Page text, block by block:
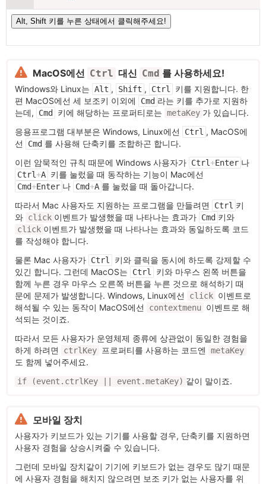
MacOS에선 Ctrl 대신 Cmd 를 사용하세요!
Windows와 Linux는 Alt , Shift , Ctrl
키를 지원합니다. 한
편 MacOS에선 세 보조키 이외에
Cmd 라는 키를 추가로 지원하
는데,
Cmd 키에 해당하는 프로퍼티로는 metaKey 가 있습니다.
응용프로그램 대부분은 Windows, Linux에선
Ctrl , MacOS에
선
Cmd 를 사용해 단축키를 조합하곤 합니다.
이런 암묵적인 규칙 때문에 Windows 사용자가 Ctrl+Enter 나
Ctrl+A 키를 눌렀을 때 동작하는 기능이 Mac에선
Cmd+Enter 나 Cmd+A 를 눌렀을 때 돌아갑니다.
따라서 Mac 사용자도 지원하는 프로그램을 만들려면
Ctrl 키
와 click 이벤트가 발생했을 때 나타나는 효과가 Cmd 키와
click 이벤트가 발생했을 때 나타나는 효과와 동일하도록 코드
를 작성해야 합니다.
물론 Mac 사용자가 Ctrl
키와 클릭을 동시에 하도록 강제할 수
있긴 합니다. 그런데 MacOS는
Ctrl
키와 마우스 왼쪽 버튼을
함께 누른 경우 마우스 오른쪽 버튼을 누른 것으로 해석하기 때
문에 문제가 발생합니다. Windows, Linux에선
click 이벤트로
해석될 수 있는 동작이 MacOS에선
contextmenu 이벤트로 해
석되는 것이죠.
따라서 모든 사용자가 운영체제 종류에 상관없이 동일한 경험을
하게 하려면
ctrlKey 프로퍼티를 사용하는 코드엔 metaKey
도 함께 넣어주세요.
if (event.ctrlKey || event.metaKey) 같이 말이죠.
모바일 장치
사용자가 키보드가 있는 기기를 사용할 경우, 단축키를 지원하면
사용자 경험을 상승시켜줄 수 있습니다.
그런데 모바일 장치같이 기기에 키보드가 없는 경우도 많기 때문
에 사용자 경험을 해치지 않으려면 보조 키가 없는 사용자를 위